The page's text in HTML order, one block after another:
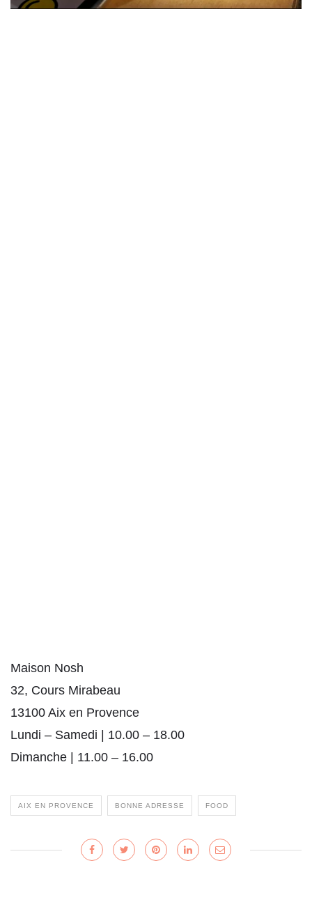
Maison Nosh
32, Cours Mirabeau
13100 Aix en Provence
Lundi – Samedi | 10.00 – 18.00
Dimanche | 11.00 – 16.00
AIX EN PROVENCE BONNE ADRESSE FOOD